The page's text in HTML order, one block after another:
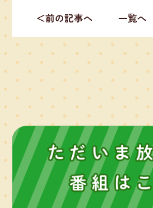
＜前の記事へ 一覧へ